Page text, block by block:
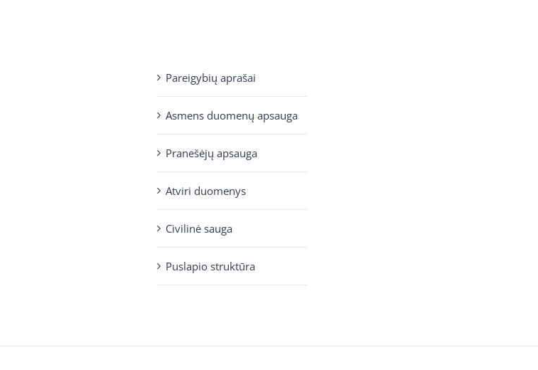
Pareigybių aprašai
Asmens duomenų apsauga
Pranešėjų apsauga
Atviri duomenys
Civilinė sauga
Puslapio struktūra